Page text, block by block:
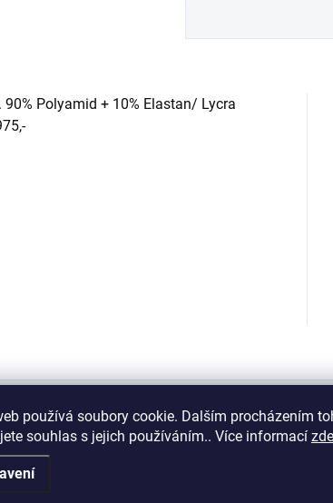
používá soubory cookie. Dalším procházením
souhlas s jejich používáním.. Více informací zde
Polyamid + 10% Elastan/ Lycra